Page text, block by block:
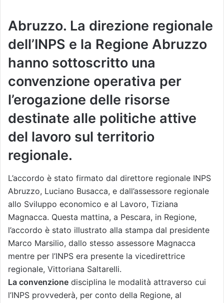
Abruzzo. La direzione regionale
dell’INPS e la Regione Abruzzo
hanno sottoscritto una
convenzione operativa per
l’erogazione delle risorse
destinate alle politiche attive
del lavoro sul territorio
regionale.
L’accordo è stato firmato dal direttore regionale INPS
Abruzzo, Luciano Busacca, e dall’assessore regionale
allo Sviluppo economico e al Lavoro, Tiziana
Magnacca. Questa mattina, a Pescara, in Regione,
l’accordo è stato illustrato alla stampa dal presidente
Marco Marsilio, dallo stesso assessore Magnacca
mentre per l’INPS era presente la vicedirettrice
regionale, Vittoriana Saltarelli.
La convenzione disciplina le modalità attraverso cui
l’INPS provvederà, per conto della Regione, al